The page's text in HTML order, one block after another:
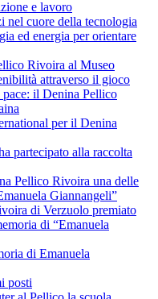
e lavoro
nel cuore della tecnologia
ed energia per orientare
Rivoira al Museo
attraverso il gioco
pace: il Denina Pellico
per il Denina
partecipato alla raccolta
Pellico Rivoira una delle
Giannangeli”
di Verzuolo premiato
di “Emanuela
di Emanuela
posti